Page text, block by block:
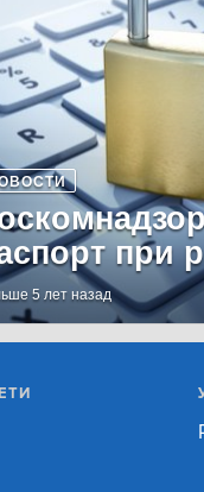
при
5 лет назад